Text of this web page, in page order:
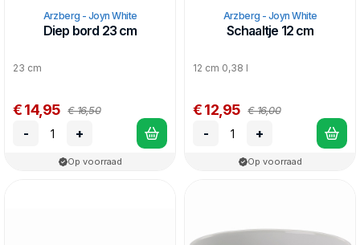
Arzberg - Joyn White
Diep bord 23 cm
23 cm
€ 14,95 € 16,50
- +
Op voorraad
Arzberg - Joyn White
Schaaltje 12 cm
12 cm 0,38 l
€ 12,95 € 16,00
- +
Op voorraad